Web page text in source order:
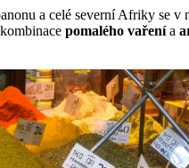
a celé severní Afriky se v
pomalého vařenía